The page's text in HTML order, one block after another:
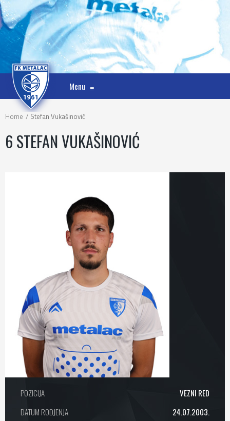
Menu ≡
Home Stefan Vukašinović
6 STEFAN VUKAŠINOVIĆ
POZICIJA
VEZNI RED
DATUM RODJENJA
24.07.2003.